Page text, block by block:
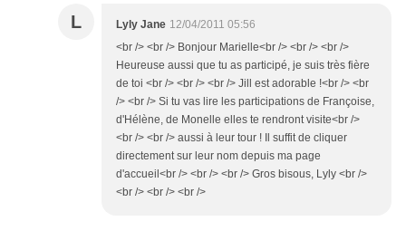
L Lyly Jane 12/04/2011 05:56
<br /> <br /> Bonjour Marielle<br /> <br /> <br />
Heureuse aussi que tu as participé, je suis très fière
de toi <br /> <br /> <br /> Jill est adorable !<br /> <br
/> <br /> Si tu vas lire les participations de Françoise,
d'Hélène, de Monelle elles te rendront visite<br />
<br /> <br /> aussi à leur tour ! Il suffit de cliquer
directement sur leur nom depuis ma page
d'accueil<br /> <br /> <br /> Gros bisous, Lyly <br />
<br /> <br /> <br />